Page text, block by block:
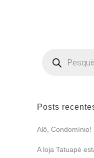
produtos
Posts
Alô, Condomínio!
A loja Tatuapé